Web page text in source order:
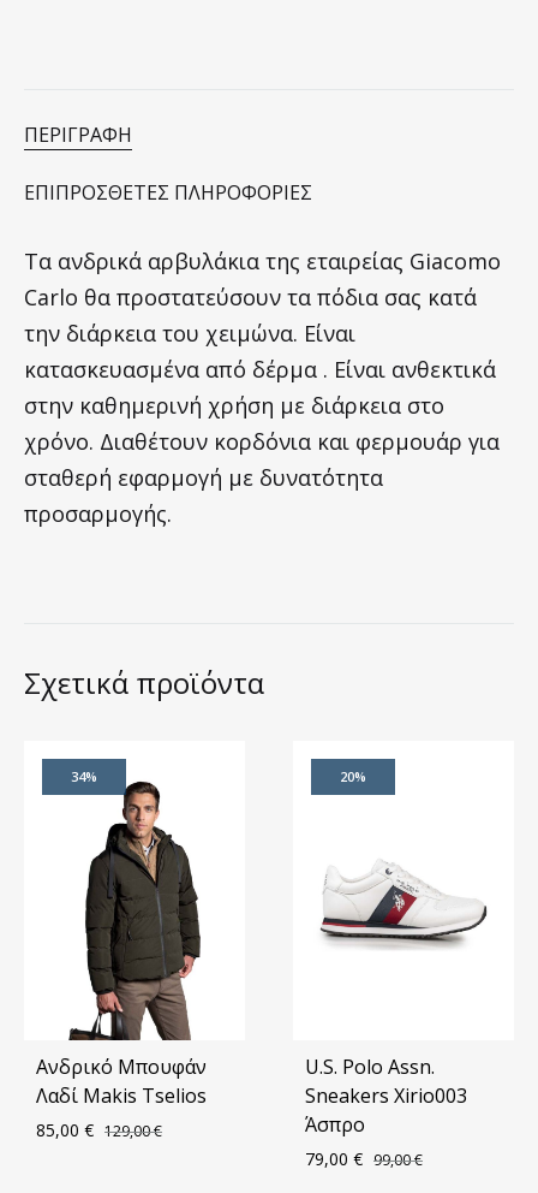
ΠΕΡΙΓΡΑΦΉ
ΕΠΙΠΡΌΣΘΕΤΕΣ ΠΛΗΡΟΦΟΡΊΕΣ
Τα ανδρικά αρβυλάκια της εταιρείας Giacomo
Carlo θα προστατεύσουν τα πόδια σας κατά
την διάρκεια του χειμώνα. Είναι
κατασκευασμένα από δέρμα . Είναι ανθεκτικά
στην καθημερινή χρήση με διάρκεια στο
χρόνο. Διαθέτουν κορδόνια και φερμουάρ για
σταθερή εφαρμογή με δυνατότητα
προσαρμογής.
Σχετικά προϊόντα
34%
Ανδρικό Μπουφάν
Λαδί Makis Tselios
85,00 € 129,00€
20%
U.S. Polo Assn.
Sneakers Xirio003
Άσπρο
79,00 € 99,00€